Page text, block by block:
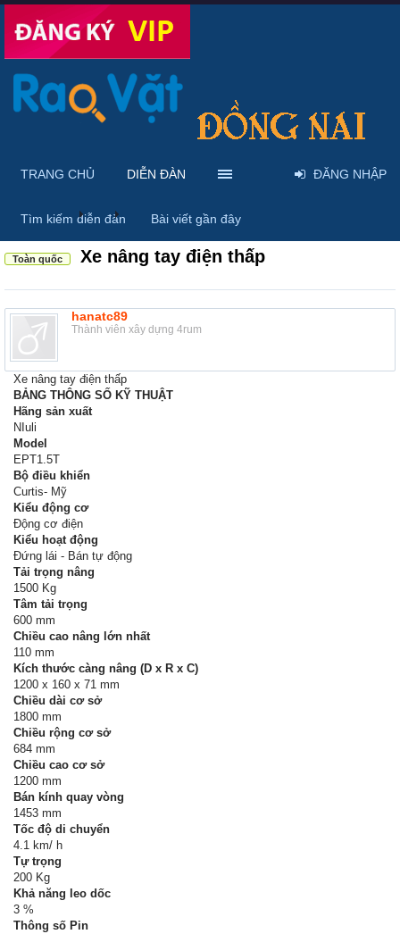
Diễn đàn ... Máy móc & thiết bị công nông nghiệp
Toàn quốc Xe nâng tay điện thấp
hanatc89
Thành viên xây dựng 4rum
Xe nâng tay điện thấp
BẢNG THÔNG SỐ KỸ THUẬT
Hãng sản xuất
NIuli
Model
EPT1.5T
Bộ điều khiển
Curtis- Mỹ
Kiểu động cơ
Động cơ điện
Kiểu hoạt động
Đứng lái - Bán tự động
Tải trọng nâng
1500 Kg
Tâm tải trọng
600 mm
Chiều cao nâng lớn nhất
110 mm
Kích thước càng nâng (D x R x C)
1200 x 160 x 71 mm
Chiều dài cơ sở
1800 mm
Chiều rộng cơ sở
684 mm
Chiều cao cơ sở
1200 mm
Bán kính quay vòng
1453 mm
Tốc độ di chuyển
4.1 km/ h
Tự trọng
200 Kg
Khả năng leo dốc
3 %
Thông số Pin
TRANG CHỦ DIỄN ĐÀN
Tìm kiếm diễn đàn Bài viết gần đây
ĐĂNG NHẬP